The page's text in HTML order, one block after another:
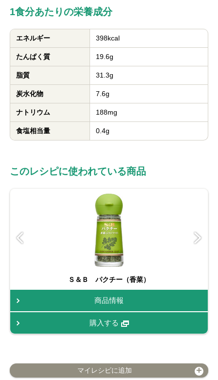
1食分あたりの栄養成分
エネルギー 398kcal
たんぱく質 19.6g
脂質 31.3g
炭水化物 7.6g
ナトリウム 188mg
食塩相当量 0.4g
このレシピに使われている商品
Ｓ＆Ｂ パクチー（香菜）
商品情報
購入する
マイレシピに追加